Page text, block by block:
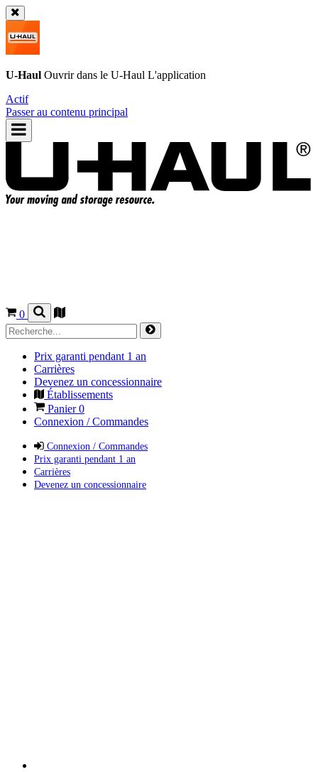
U-Haul Ouvrir dans le U-Haul L'application
Actif
Passer au contenu principal
0
Prix garanti pendant 1 an
Carrières
Devenez un concessionnaire
Établissements
Panier0
Connexion / Commandes
Connexion / Commandes
Prix garanti pendant 1 an
Carrières
Devenez un concessionnaire